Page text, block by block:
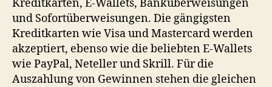
Kreditkarten, E-Wallets, Banküberweisungen
und Sofortüberweisungen. Die gängigsten
Kreditkarten wie Visa und Mastercard werden
akzeptiert, ebenso wie die beliebten E-Wallets
wie PayPal, Neteller und Skrill. Für die
Auszahlung von Gewinnen stehen die gleichen